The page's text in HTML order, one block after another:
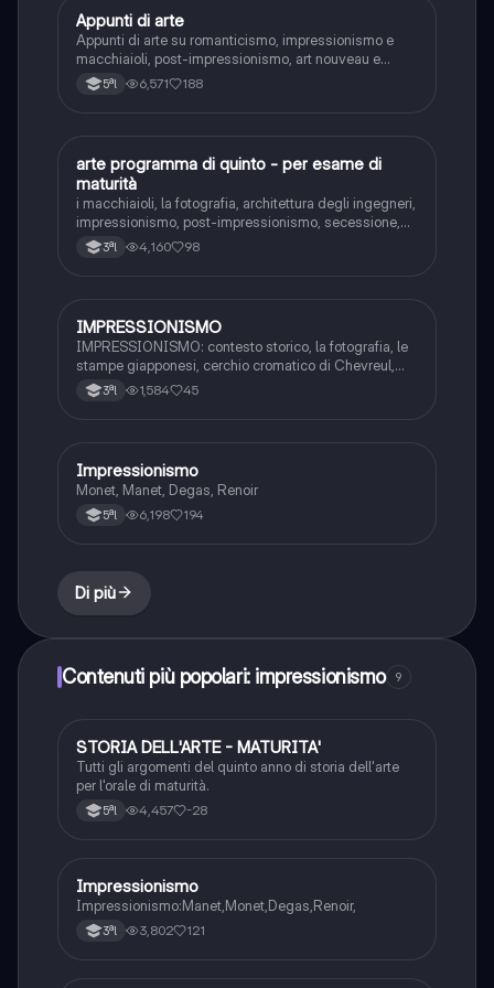
Storia dell'arte
Appunti di arte
Appunti di arte su romanticismo, impressionismo e
macchiaioli, post-impressionismo, art nouveau e
avanguardie
5ªl 6,571 188
Storia dell'arte
arte programma di quinto - per esame di
maturità
i macchiaioli, la fotografia, architettura degli ingegneri,
impressionismo, post-impressionismo, secessione,
art nouveau, espressionismo, I Fauves, cubismo,
futurismo, astrattismo, futurismo, dadaismo,
3ªl 4,160 98
Storia dell'arte
IMPRESSIONISMO
IMPRESSIONISMO: contesto storico, la fotografia, le
stampe giapponesi, cerchio cromatico di Chevreul,
MANET, MONET, DEGAS, RENOIR, BERTHE
MORISOT. (Per ogni artista c'è una breve biografia e
3ªl 1,584 45
Storia dell'arte
Impressionismo
Monet, Manet, Degas, Renoir
5ªl 6,198 194
Di più
Contenuti più popolari: impressionismo 9
Storia dell'arte
STORIA DELL'ARTE - MATURITA'
Tutti gli argomenti del quinto anno di storia dell'arte
per l'orale di maturità.
5ªl 4,457 -28
Storia dell'arte
Impressionismo
Impressionismo:Manet,Monet,Degas,Renoir,
3ªl 3,802 121